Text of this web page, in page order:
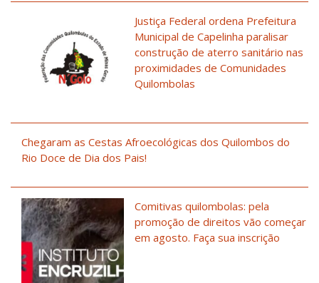
Justiça Federal ordena Prefeitura
Municipal de Capelinha paralisar
construção de aterro sanitário nas
proximidades de Comunidades
Quilombolas
Chegaram as Cestas Afroecológicas dos Quilombos do
Rio Doce de Dia dos Pais!
Comitivas quilombolas: pela
promoção de direitos vão começar
em agosto. Faça sua inscrição